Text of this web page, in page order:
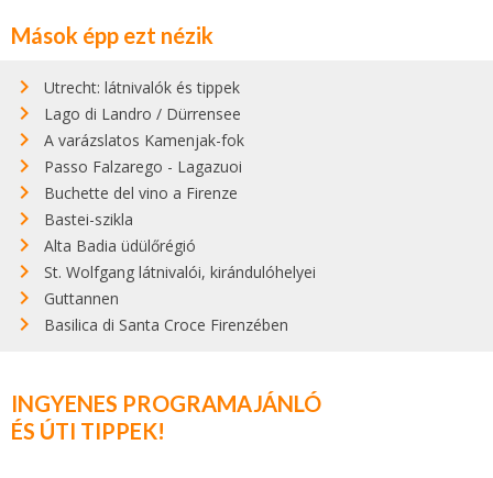
Mások épp ezt nézik
Utrecht: látnivalók és tippek
Lago di Landro / Dürrensee
A varázslatos Kamenjak-fok
Passo Falzarego - Lagazuoi
Buchette del vino a Firenze
Bastei-szikla
Alta Badia üdülőrégió
St. Wolfgang látnivalói, kirándulóhelyei
Guttannen
Basilica di Santa Croce Firenzében
INGYENES PROGRAMAJÁNLÓ
ÉS ÚTI TIPPEK!